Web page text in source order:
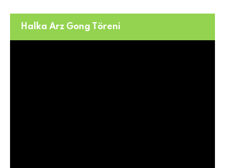
Halka Arz Gong Töreni